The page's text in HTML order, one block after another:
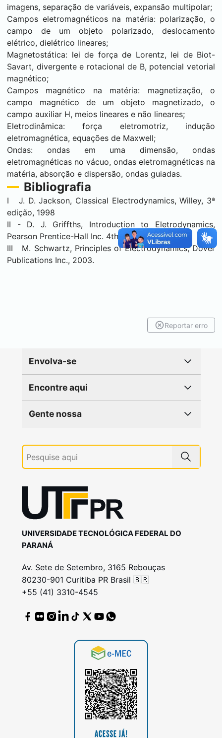
imagens, separação de variáveis, expansão multipolar;
Campos eletromagnéticos na matéria: polarização, o
campo de um objeto polarizado, deslocamento
elétrico, dielétrico lineares;
Magnetostática: lei de força de Lorentz, lei de Biot-
Savart, divergente e rotacional de B, potencial vetorial
magnético;
Campos magnético na matéria: magnetização, o
campo magnético de um objeto magnetizado, o
campo auxiliar H, meios lineares e não lineares;
Eletrodinâmica: força eletromotriz, indução
eletromagnética, equações de Maxwell;
Ondas: ondas em uma dimensão, ondas
eletromagnéticas no vácuo, ondas eletromagnéticas na
matéria, absorção e dispersão, ondas guiadas.
Bibliografia
I J. D. Jackson, Classical Electrodynamics, Willey, 3ª
edição, 1998
II - D. J. Griffths, Introduction to Eletrodynamics,
Pearson Prentice-Hall Inc. 4th edition, 2012.
III M. Schwartz, Principles of Electrodynamics, Dover
Publications Inc., 2003.
Reportar erro
Envolva-se
Encontre aqui
Gente nossa
UNIVERSIDADE TECNOLÓGICA FEDERAL DO
PARANÁ
Av. Sete de Setembro, 3165 Rebouças
80230-901 Curitiba PR Brasil 🇧🇷
+55 (41) 3310-4545